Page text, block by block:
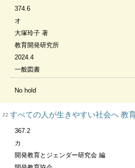
374.6
オ
大塚玲子 著
教育開発研究所
2024.4
一般図書
No hold
22 すべての人が生きやすい社会へ 教育をジェ
367.2
カ
開発教育とジェンダー研究会 編